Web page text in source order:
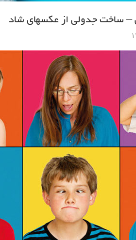
– ساخت جدولی از عکسهای شاد